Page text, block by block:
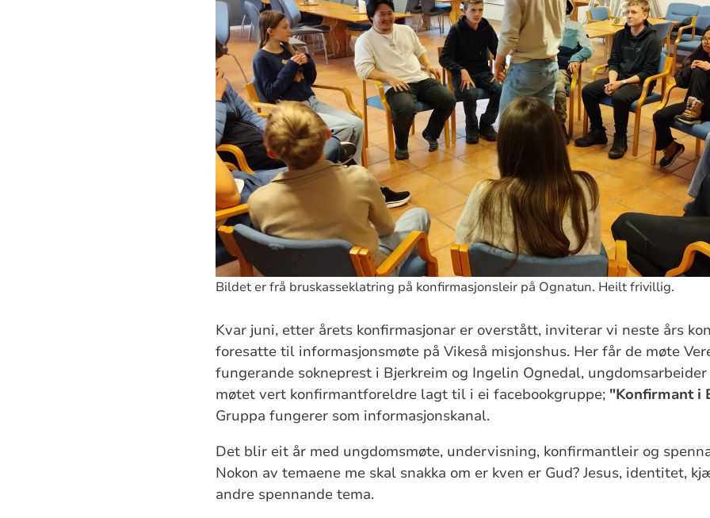
Bildet er frå bruskasseklatring på konfirmasjonsleir på Ognatun. Heilt frivillig.
Kvar juni, etter årets konfirmasjonar er overstått, inviterar vi neste års
foresatte til informasjonsmøte på Vikeså misjonshus. Her får de møte
fungerande sokneprest i Bjerkreim og Ingelin Ognedal,
møtet vert konfirmantforeldre lagt til i ei facebookgruppe; "Konfirmant i
Gruppa fungerer som informasjonskanal.
Det blir eit år med ungdomsmøte, undervisning, konfirmantleir og
Nokon av temaene me skal snakka om er kven er Gud? Jesus, identitet,
andre spennande tema.